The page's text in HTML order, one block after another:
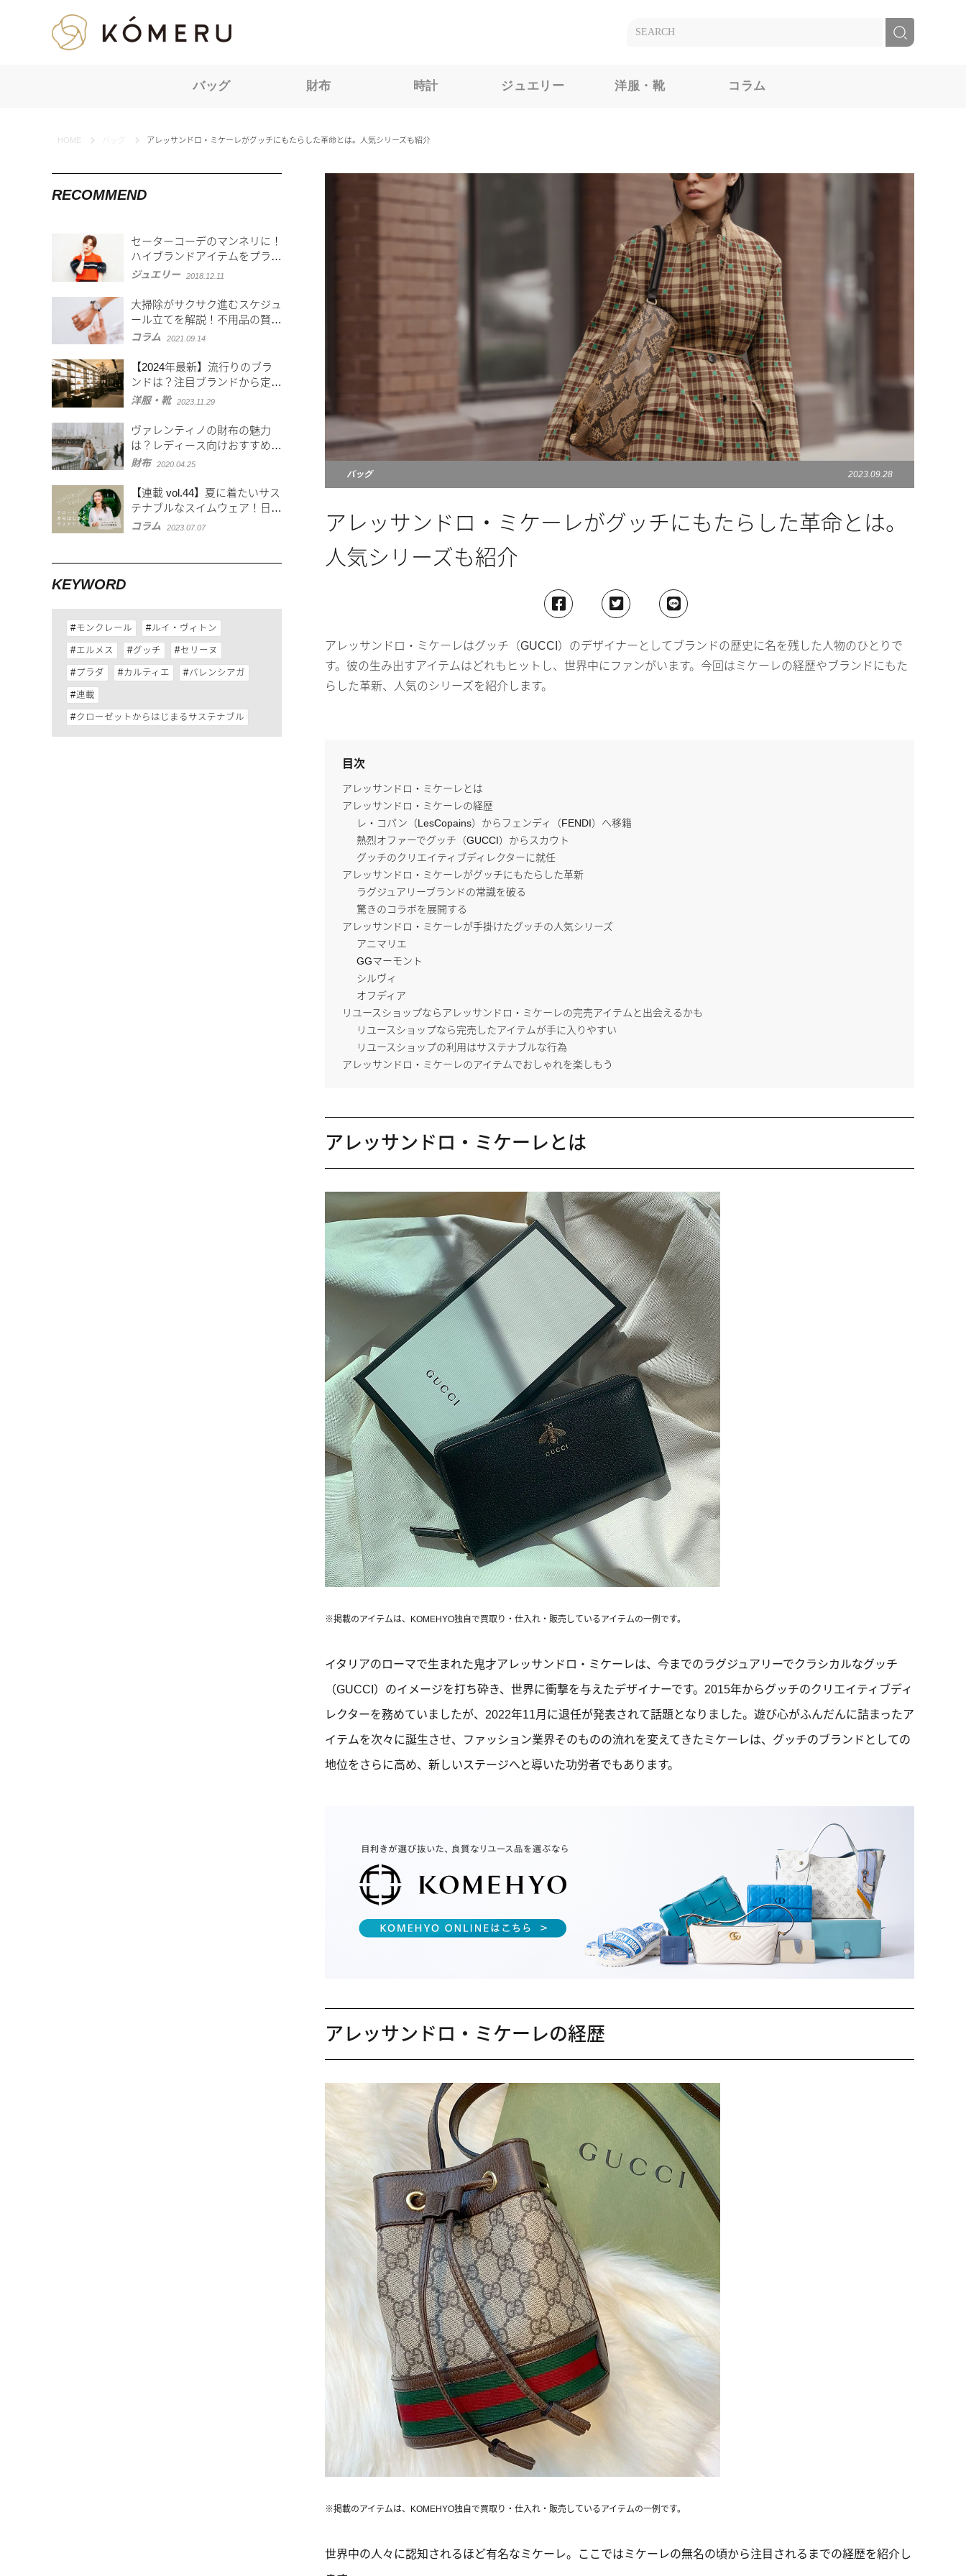
バッグ 財布 時計 ジュエリー 洋服・靴 コラム
HOME バッグ アレッサンドロ・ミケーレがグッチにもたらした革命とは。人気シリーズも紹介
バッグ 2023.09.28
アレッサンドロ・ミケーレがグッチにもたらした革命とは。
人気シリーズも紹介
アレッサンドロ・ミケーレはグッチ（GUCCI）のデザイナーとしてブランドの歴史に名を残した人物のひとりで
す。彼の生み出すアイテムはどれもヒットし、世界中にファンがいます。今回はミケーレの経歴やブランドにもた
らした革新、人気のシリーズを紹介します。
目次
アレッサンドロ・ミケーレとは
アレッサンドロ・ミケーレの経歴
レ・コパン（LesCopains）からフェンディ（FENDI）へ移籍
熱烈オファーでグッチ（GUCCI）からスカウト
グッチのクリエイティブディレクターに就任
アレッサンドロ・ミケーレがグッチにもたらした革新
ラグジュアリーブランドの常識を破る
驚きのコラボを展開する
アレッサンドロ・ミケーレが手掛けたグッチの人気シリーズ
アニマリエ
GGマーモント
シルヴィ
オフディア
リユースショップならアレッサンドロ・ミケーレの完売アイテムと出会えるかも
リユースショップなら完売したアイテムが手に入りやすい
リユースショップの利用はサステナブルな行為
アレッサンドロ・ミケーレのアイテムでおしゃれを楽しもう
アレッサンドロ・ミケーレとは
※掲載のアイテムは、KOMEHYO独自で買取り・仕入れ・販売しているアイテムの一例です。
イタリアのローマで生まれた鬼才アレッサンドロ・ミケーレは、今までのラグジュアリーでクラシカルなグッチ
（GUCCI）のイメージを打ち砕き、世界に衝撃を与えたデザイナーです。2015年からグッチのクリエイティブディ
レクターを務めていましたが、2022年11月に退任が発表されて話題となりました。遊び心がふんだんに詰まったア
イテムを次々に誕生させ、ファッション業界そのものの流れを変えてきたミケーレは、グッチのブランドとしての
地位をさらに高め、新しいステージへと導いた功労者でもあります。
アレッサンドロ・ミケーレの経歴
※掲載のアイテムは、KOMEHYO独自で買取り・仕入れ・販売しているアイテムの一例です。
世界中の人々に認知されるほど有名なミケーレ。ここではミケーレの無名の頃から注目されるまでの経歴を紹介し
RECOMMEND
セーターコーデのマンネリに！
ハイブランドアイテムをプラス
しよう
ジュエリー 2018.12.11
大掃除がサクサク進むスケジュ
ール立てを解説！不用品の賢い
処分方法も
コラム 2021.09.14
【2024年最新】流行りのブラ
ンドは？注目ブランドから定番
ブランドまで一挙紹介
洋服・靴 2023.11.29
ヴァレンティノの財布の魅力
は？レディース向けおすすめア
イテムを紹介
財布 2020.04.25
【連載 vol.44】夏に着たいサス
テナブルなスイムウェア！日本
からも買える海外ブランドも紹
コラム 2023.07.07
KEYWORD
モンクレール ルイ・ヴィトン
エルメス グッチ セリーヌ
プラダ カルティエ バレンシアガ
連載
クローゼットからはじまるサステナブル